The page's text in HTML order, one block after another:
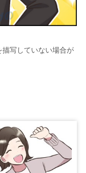
写していない場合が